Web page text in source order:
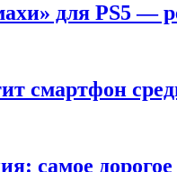
для PS5 —
смартфон
самое